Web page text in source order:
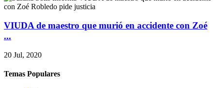
VIUDA de maestro que murió en accidente con Zoé
...
20 Jul, 2020
Temas Populares